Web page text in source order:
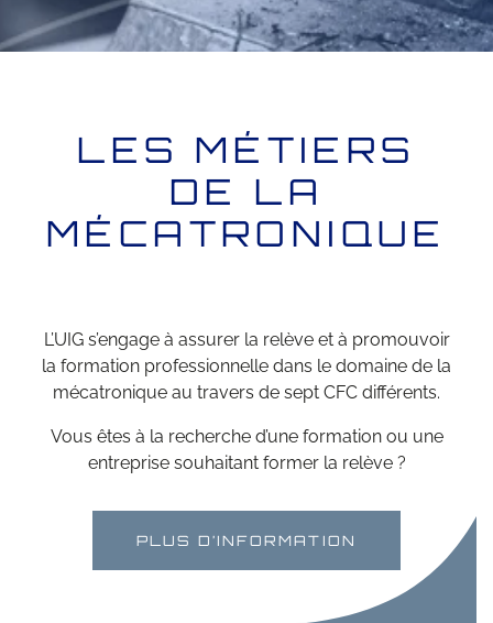
LES MÉTIERS
DE LA
MÉCATRONIQUE
L’UIG s’engage à assurer la relève et à promouvoir
la formation professionnelle dans le domaine de la
mécatronique au travers de sept CFC diﬀérents.
Vous êtes à la recherche d’une formation ou une
entreprise souhaitant former la relève ?
PLUS D’INFORMATION